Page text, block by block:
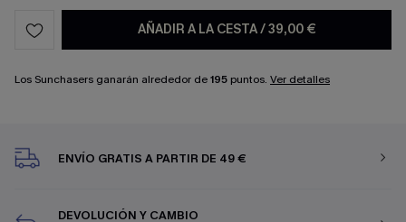
AÑADIR A LA CESTA/39,00 €
Los Sunchasers ganarán alrededor de195 puntos. Ver detalles
ENVÍO GRATIS A PARTIR DE 49 €
DEVOLUCIÓN Y CAMBIO